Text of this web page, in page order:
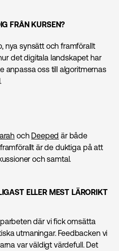
FRÅN KURSEN?
nya synsätt och framförallt
det digitala landskapet har
anpassa oss till algoritmernas
och Deeped är både
är de duktiga på att
och samtal.
ELLER MEST LÄRORIKT
där vi fick omsätta
utmaningar. Feedbacken vi
var väldigt värdefull. Det